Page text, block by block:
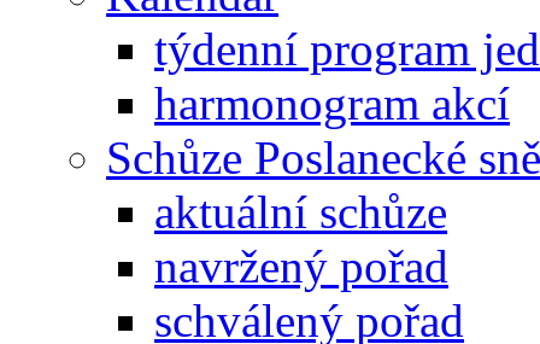
týdenní program
harmonogram akcí
Schůze Poslanecké
aktuální schůze
navržený pořad
schválený pořad